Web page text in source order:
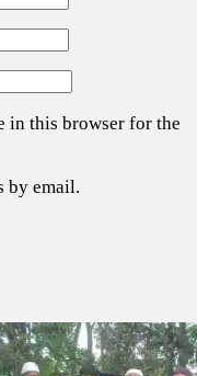
in this browser for the
by email.